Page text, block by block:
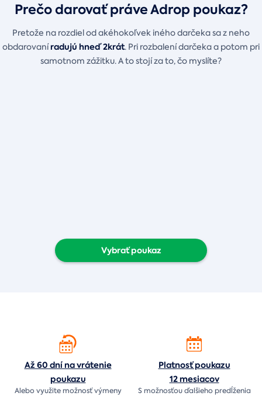
Prečo darovať práve Adrop poukaz?
Pretože na rozdiel od akéhokoľvek iného darčeka sa z neho
obdarovaníradujú hneď 2krát. Pri rozbalení darčeka a potom pri
samotnom zážitku. A to stojí za to, čo myslíte?
Vybrať poukaz
Až 60 dní na vrátenie
poukazu
Alebo využite možnosť výmeny
Platnosť poukazu
12 mesiacov
S možnosťou ďalšieho predĺženia